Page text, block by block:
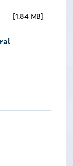
1.84 MB